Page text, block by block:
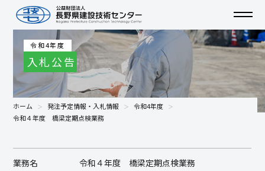
令和4年度
入札公告
ホーム 発注予定情報・入札情報
令和4年度
令和４年度 橋梁定期点検業務
業務名 令和４年度 橋梁定期点検業務